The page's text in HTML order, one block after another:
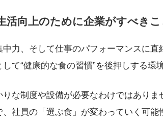
活向上のために企業がすべきこ
力、そして仕事のパフォーマンスに直
て“健康的な食の習慣”を後押しする環
な制度や設備が必要なわけではありま
社員の「選ぶ食」が変わっていく可能